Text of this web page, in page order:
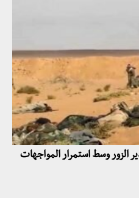
الزور وسط استمرار المواجهات